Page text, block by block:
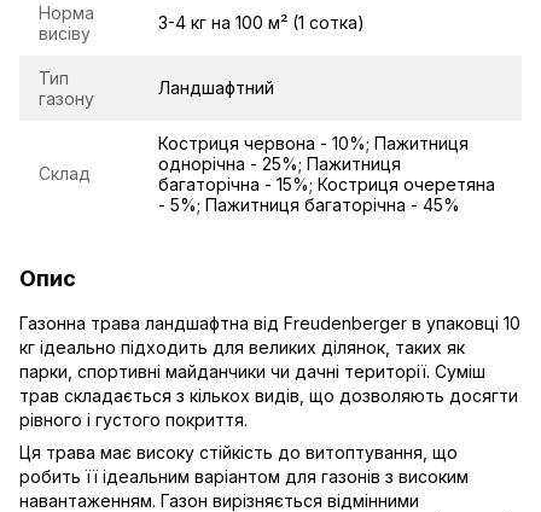
Норма
висіву
3-4 кг на 100 м² (1 сотка)
Тип
газону
Ландшафтний
Склад
Костриця червона - 10%; Пажитниця
однорічна - 25%; Пажитниця
багаторічна - 15%; Костриця очеретяна
- 5%; Пажитниця багаторічна - 45%
Опис
Газонна трава ландшафтна від Freudenberger в упаковці 10
кг ідеально підходить для великих ділянок, таких як
парки, спортивні майданчики чи дачні території. Суміш
трав складається з кількох видів, що дозволяють досягти
рівного і густого покриття.
Ця трава має високу стійкість до витоптування, що
робить її ідеальним варіантом для газонів з високим
навантаженням. Газон вирізняється відмінними